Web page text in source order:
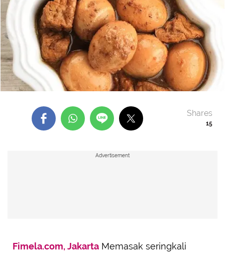
15
Shares
Advertisement
Fimela.com, Jakarta Memasak seringkali